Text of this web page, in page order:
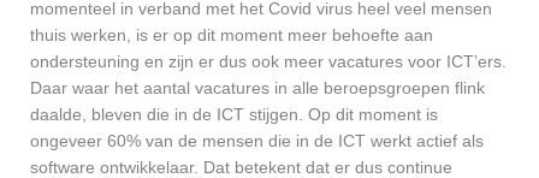
momenteel in verband met het Covid virus heel veel mensen
thuis werken, is er op dit moment meer behoefte aan
ondersteuning en zijn er dus ook meer vacatures voor ICT’ers.
Daar waar het aantal vacatures in alle beroepsgroepen flink
daalde, bleven die in de ICT stijgen. Op dit moment is
ongeveer 60% van de mensen die in de ICT werkt actief als
software ontwikkelaar. Dat betekent dat er dus continue